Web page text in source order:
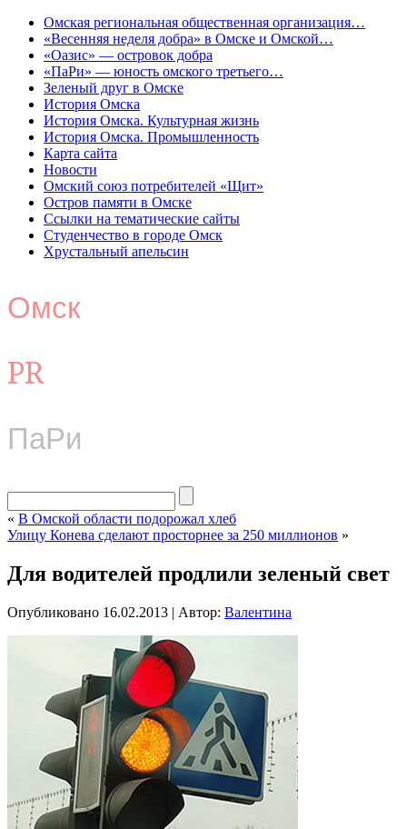
Омская региональная общественная организация…
«Весенняя неделя добра» в Омске и Омской…
«Оазис» — островок добра
«ПаРи» — юность омского третьего…
Зеленый друг в Омске
История Омска
История Омска. Культурная жизнь
История Омска. Промышленность
Карта сайта
Новости
Омский союз потребителей «Щит»
Остров памяти в Омске
Ссылки на тематические сайты
Студенчество в городе Омск
Хрустальный апельсин
Омск
PR
ПаРи
« В Омской области подорожал хлеб
Улицу Конева сделают просторнее за 250 миллионов »
Для водителей продлили зеленый свет
Опубликовано 16.02.2013 | Автор: Валентина